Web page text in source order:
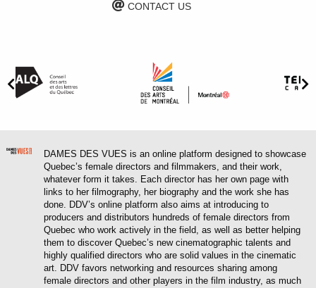
CONTACT US
DAMES DES VUES is an online platform designed to showcase
Quebec’s female directors and filmmakers, and their work,
whatever form it takes. Each director has her own page with
links to her filmography, her biography and the work she has
done. DDV’s online platform also aims at introducing to
producers and distributors hundreds of female directors from
Quebec who work actively in the field, as well as better helping
them to discover Quebec’s new cinematographic talents and
highly qualified directors who are solid values in the cinematic
art. DDV favors networking and resources sharing among
female directors and other players in the film industry, as much